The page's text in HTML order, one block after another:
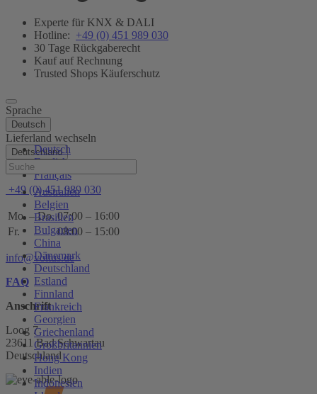
Experte für KNX & DALI
Hotline: +49 (0) 451 989 030
30 Tage Rückgaberecht
Kauf auf Rechnung
Trusted Shops Käuferschutz
Sprache
Deutsch
Deutsch
English
Français
Lieferland wechseln
Deutschland
Australien
Belgien
Brasilien
Bulgarien
China
Dänemark
Deutschland
Estland
Finnland
Frankreich
Georgien
Griechenland
Großbritannien
Hong Kong
Indien
Indonesien
Hilfe
+49 (0) 451 989 030
Mo. – Do. 07:00 – 16:00
Fr.
08:00 – 15:00
info@voltus.de
FAQ
Anschrift
Loog 7
23611 Bad Schwartau
Deutschland